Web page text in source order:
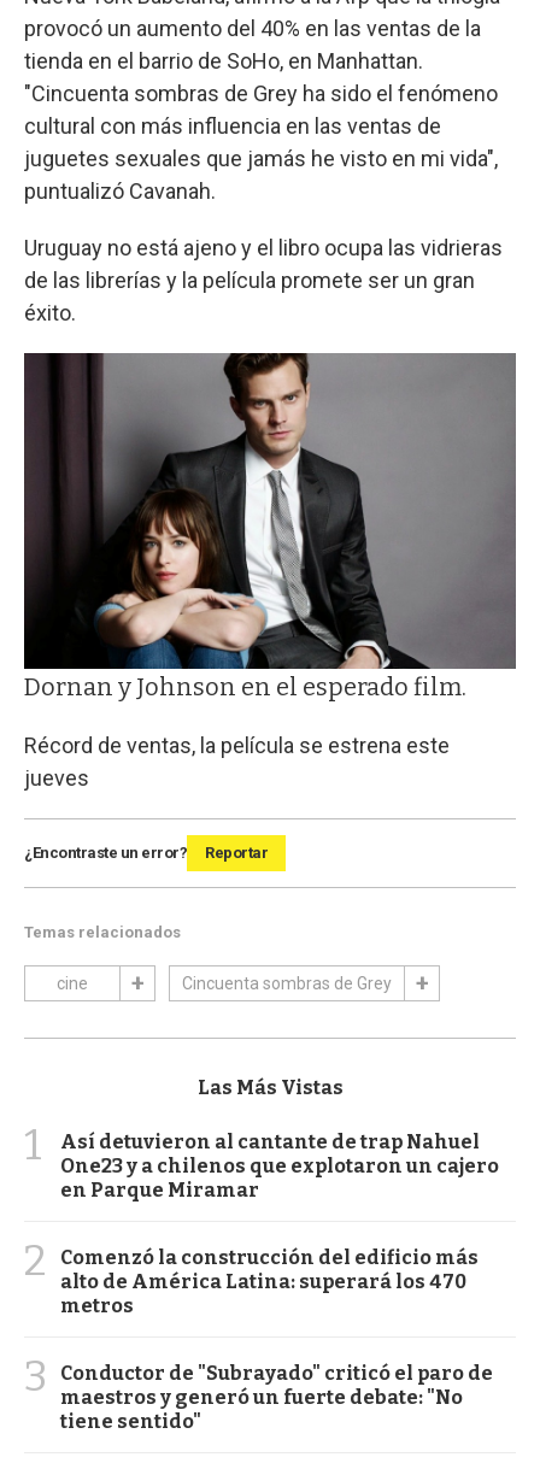
provocó un aumento del 40% en las ventas de la
tienda en el barrio de SoHo, en Manhattan.
"Cincuenta sombras de Grey ha sido el fenómeno
cultural con más influencia en las ventas de
juguetes sexuales que jamás he visto en mi vida",
puntualizó Cavanah.
Uruguay no está ajeno y el libro ocupa las vidrieras
de las librerías y la película promete ser un gran
éxito.
Dornan y Johnson en el esperado film.
Récord de ventas, la película se estrena este
jueves
¿Encontraste un error? Reportar
Temas relacionados
cine Cincuenta sombras de Grey
Las Más Vistas
1
Así detuvieron al cantante de trap Nahuel
One23 y a chilenos que explotaron un cajero
en Parque Miramar
2
Comenzó la construcción del edificio más
alto de América Latina: superará los 470
metros
3
Conductor de "Subrayado" criticó el paro de
maestros y generó un fuerte debate: "No
tiene sentido"